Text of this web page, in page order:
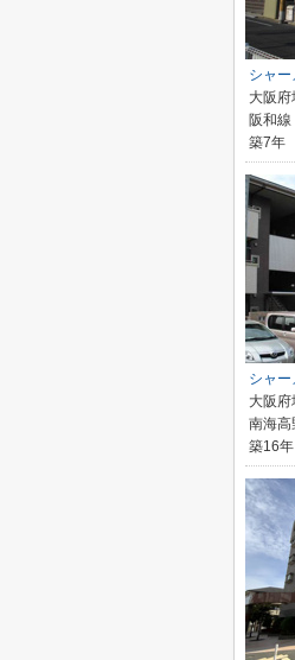
シャ
大阪
阪和
築7年
シャ
大阪
南海高
築16年